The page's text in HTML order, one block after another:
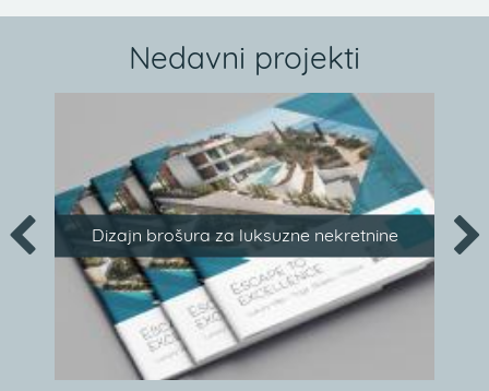
Nedavni projekti
Dizajn brošura za luksuzne nekretnine